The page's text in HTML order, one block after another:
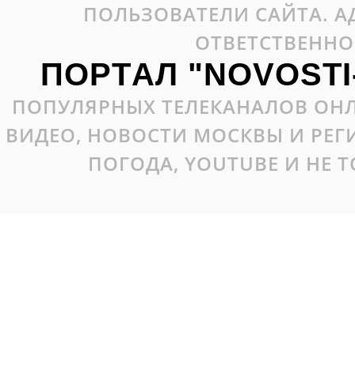
ПОЛЬЗОВАТЕЛИ САЙТА.
ПОРТАЛ
ПОПУЛЯРНЫХ ТЕЛЕКАНАЛОВ
ВИДЕО, НОВОСТИ МОСКВЫ И
ПОГОДА, YOUTUBE И